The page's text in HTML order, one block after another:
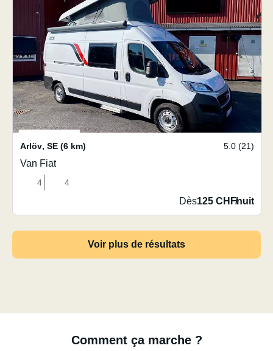
Arlöv, SE (6 km) 5.0 (21)
Van Fiat
4 4
Dès125 CHF/nuit
Voir plus de résultats
Comment ça marche ?